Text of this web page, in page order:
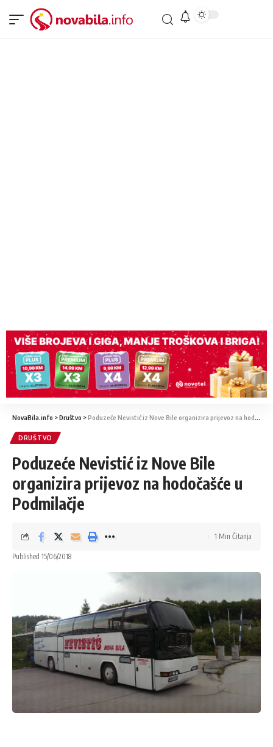
NovaBila.info >Društvo >Poduzeće Nevistić iz Nove Bile organizira prijevoz na hodočašće u Podmilačje
DRUŠTVO
Poduzeće Nevistić iz Nove Bile
organizira prijevoz na hodočašće u
Podmilačje
Published 15/06/2018
1 Min Čitanja